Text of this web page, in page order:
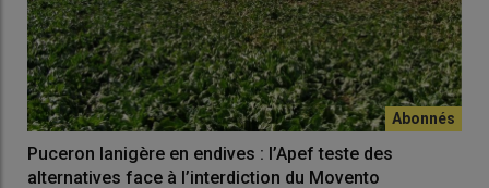
Puceron lanigère en endives : l’Apef teste des
alternatives face à l’interdiction du Movento